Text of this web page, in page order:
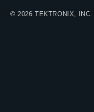
© 2026 TEKTRONIX, INC.